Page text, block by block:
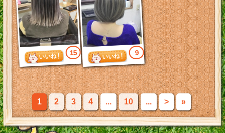
15 9
1 2 3 4 ... 10 ... > »